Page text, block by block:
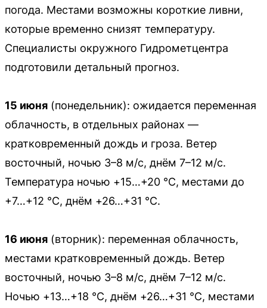
погода. Местами возможны короткие ливни,
которые временно снизят температуру.
Специалисты окружного Гидрометцентра
подготовили детальный прогноз.
15 июня (понедельник): ожидается переменная
облачность, в отдельных районах —
кратковременный дождь и гроза. Ветер
восточный, ночью 3–8 м/с, днём 7–12 м/с.
Температура ночью +15…+20 °С, местами до
+7…+12 °С, днём +26…+31 °С.
16 июня (вторник): переменная облачность,
местами кратковременный дождь. Ветер
восточный, ночью 3–8 м/с, днём 7–12 м/с.
Ночью +13…+18 °С, днём +26…+31 °С, местами